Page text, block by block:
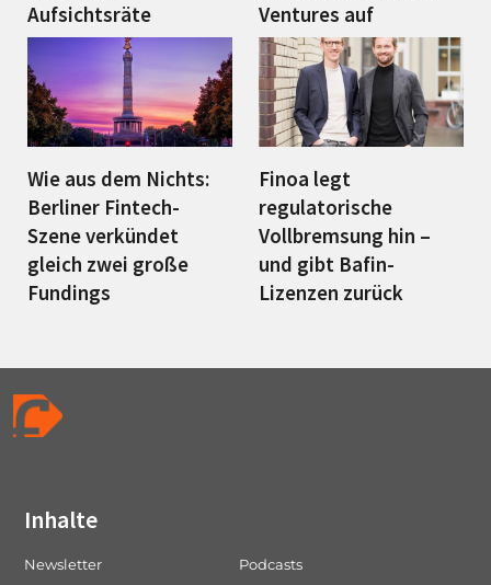
Aufsichtsräte
Ventures auf
Wie aus dem Nichts:
Berliner Fintech-
Szene verkündet
gleich zwei große
Fundings
Finoa legt
regulatorische
Vollbremsung hin –
und gibt Bafin-
Lizenzen zurück
Inhalte
Newsletter
Podcasts